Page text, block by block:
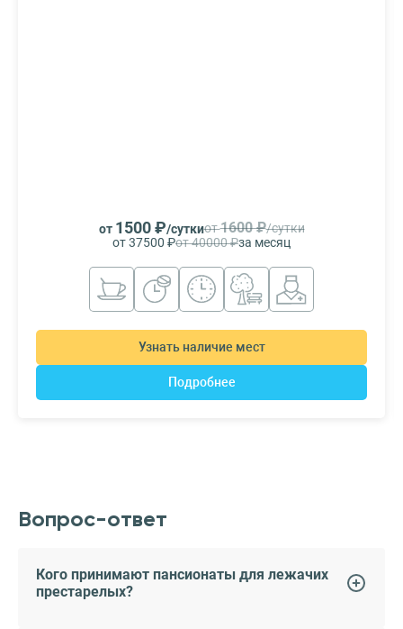
от 1500 ₽/суткиот1600 ₽/сутки
от 37500 ₽от 40000 ₽за месяц
Узнать наличие мест
Подробнее
Вопрос-ответ
Кого принимают пансионаты для лежачих
престарелых?